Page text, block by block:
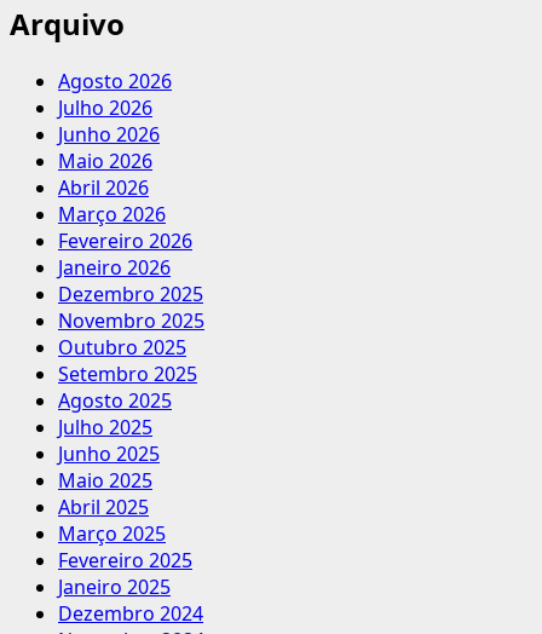
Arquivo
Agosto 2026
Julho 2026
Junho 2026
Maio 2026
Abril 2026
Março 2026
Fevereiro 2026
Janeiro 2026
Dezembro 2025
Novembro 2025
Outubro 2025
Setembro 2025
Agosto 2025
Julho 2025
Junho 2025
Maio 2025
Abril 2025
Março 2025
Fevereiro 2025
Janeiro 2025
Dezembro 2024